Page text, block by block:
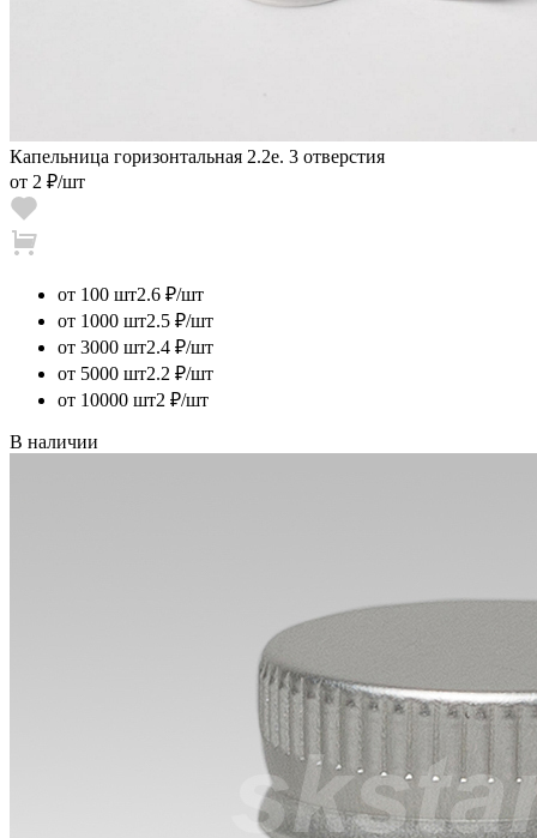
Капельница горизонтальная 2.2е. 3 отверстия
от 2 ₽/шт
от 100 шт2.6 ₽/шт
от 1000 шт2.5 ₽/шт
от 3000 шт2.4 ₽/шт
от 5000 шт2.2 ₽/шт
от 10000 шт2 ₽/шт
В наличии